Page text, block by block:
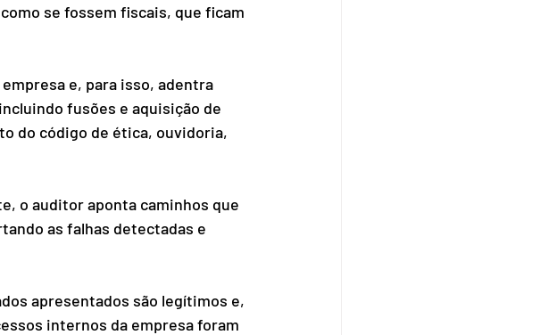
se fossem fiscais, que ficam
e, para isso, adentra
fusões e aquisição de
do código de ética, ouvidoria,
o auditor aponta caminhos que
as falhas detectadas e
apresentados são legítimos e,
internos da empresa foram